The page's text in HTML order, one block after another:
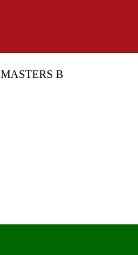
MASTERS B